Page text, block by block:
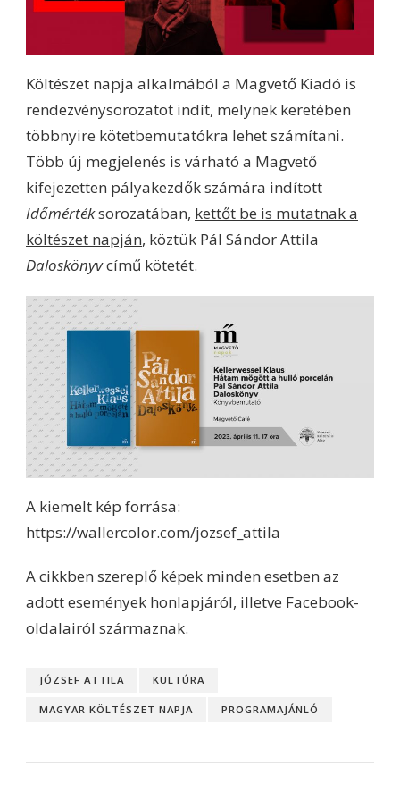
Költészet napja alkalmából a Magvető Kiadó is
rendezvénysorozatot indít, melynek keretében
többnyire kötetbemutatókra lehet számítani.
Több új megjelenés is várható a Magvető
kifejezetten pályakezdők számára indított
Időmértéksorozatában, kettőt be is mutatnak a
költészet napján, köztük Pál Sándor Attila
Daloskönyvcímű kötetét.
A kiemelt kép forrása:
https://wallercolor.com/jozsef_attila
A cikkben szereplő képek minden esetben az
adott események honlapjáról, illetve Facebook-
oldalairól származnak.
JÓZSEF ATTILA KULTÚRA
MAGYAR KÖLTÉSZET NAPJA PROGRAMAJÁNLÓ